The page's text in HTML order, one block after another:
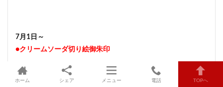
7月1日～
●クリームソーダ切り絵御朱印
ホーム シェア メニュー 電話 TOPへ